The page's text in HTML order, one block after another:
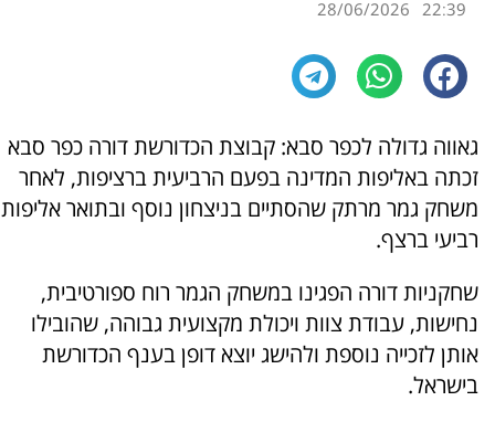
22:39
28/06/2026
גאווה גדולה לכפר סבא: קבוצת הכדורשת דורה כפר סבא
זכתה באליפות המדינה בפעם הרביעית ברציפות, לאחר
משחק גמר מרתק שהסתיים בניצחון נוסף ובתואר אליפות
רביעי ברצף.
שחקניות דורה הפגינו במשחק הגמר רוח ספורטיבית,
נחישות, עבודת צוות ויכולת מקצועית גבוהה, שהובילו
אותן לזכייה נוספת ולהישג יוצא דופן בענף הכדורשת
בישראל.